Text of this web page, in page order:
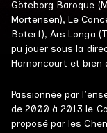
Göteborg Baroque
Mortensen), Le
Boterf), Ars Longa
pu jouer sous la
Harnoncourt et bien
Passionnée par
de 2000 à 2013 le
proposé par les